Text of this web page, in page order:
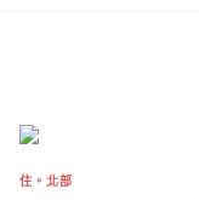
住。北部